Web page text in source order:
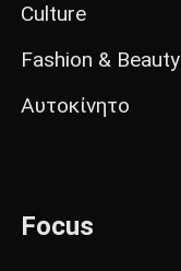
Culture
Fashion & Beauty
Αυτοκίνητο
Focus